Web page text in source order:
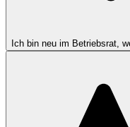
Ich bin neu im Betriebsrat,